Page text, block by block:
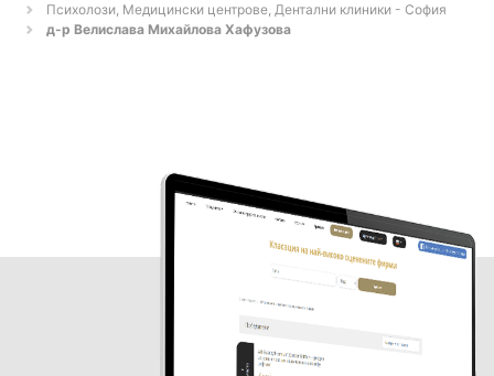
Психолози, Медицински центрове, Дентални клиники - София
д-р Велислава Михайлова Хафузова